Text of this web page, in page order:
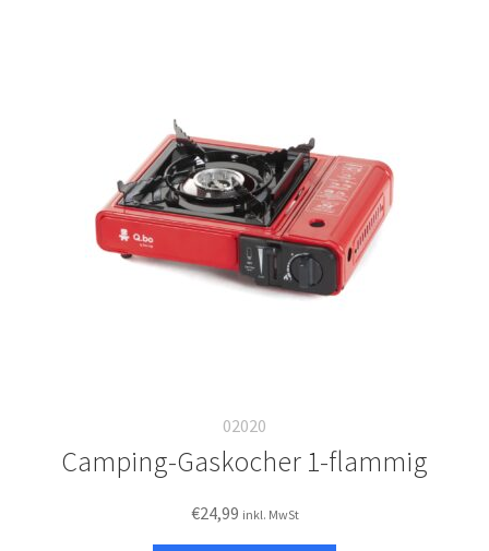
02020
Camping-Gaskocher 1-flammig
€24,99 inkl. MwSt